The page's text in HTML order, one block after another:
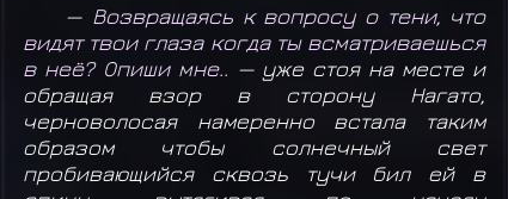
— Возвращаясь к вопросу о тени, что
видят твои глаза когда ты всматриваешься
в неё? Опиши мне.. — уже стоя на месте и
обращая взор в сторону Нагато,
черноволосая намеренно встала таким
образом чтобы солнечный свет
пробивающийся сквозь тучи бил ей в